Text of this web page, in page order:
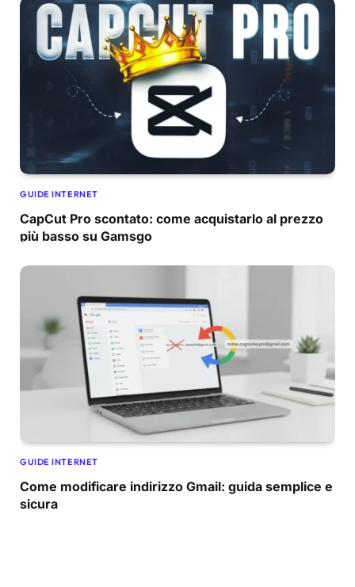
GUIDE INTERNET
CapCut Pro scontato: come acquistarlo al prezzo
più basso su Gamsgo
GUIDE INTERNET
Come modificare indirizzo Gmail: guida semplice e
sicura